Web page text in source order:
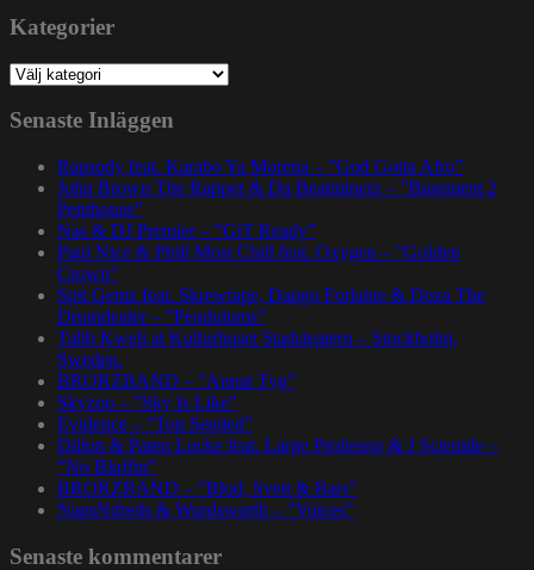
Kategorier
Kategorier
Senaste Inläggen
Rapsody feat. Karabo Ya Morena – ”God Gotta Afro”
John Brown The Rapper & Da Beatminerz – ”Basement 2
Penthouse”
Nas & DJ Premier – ”GiT Ready”
Paul Nice & Phill Most Chill feat. Oxygen – ”Golden
Crown”
Spit Gemz feat. Skrewtape, Dango Forlaine & Doza The
Drumdealer – ”Pendulums”
Talib Kweli at Kulturhuset Stadsteatern – Stockholm,
Sweden.
BRORZBAND – ”Annat Tyg”
Skyzoo – ”Sky Is Like”
Evidence – ”Top Seeded”
Dillon & Paten Locke feat. Large Professor & J Scienide –
”No Bluffin”
BRORZBAND – ”Blod, Svett & Bars”
NapsNdreds & Wordsworth – ”Voices”
Senaste kommentarer